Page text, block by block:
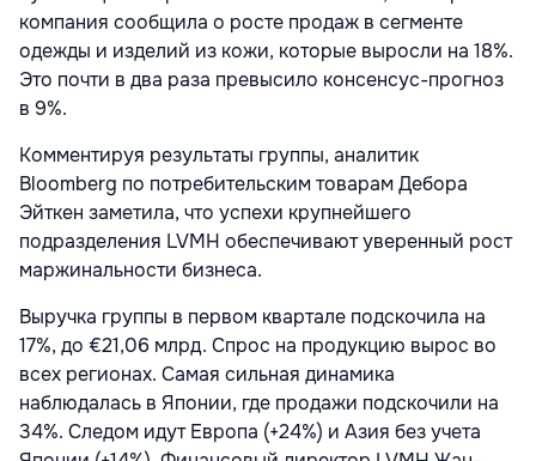
компания сообщила о росте продаж в сегменте
одежды и изделий из кожи, которые выросли на 18%.
Это почти в два раза превысило консенсус-прогноз
в 9%.
Комментируя результаты группы, аналитик
Bloomberg по потребительским товарам Дебора
Эйткен заметила, что успехи крупнейшего
подразделения LVMH обеспечивают уверенный рост
маржинальности бизнеса.
Выручка группы в первом квартале подскочила на
17%, до €21,06 млрд. Спрос на продукцию вырос во
всех регионах. Самая сильная динамика
наблюдалась в Японии, где продажи подскочили на
34%. Следом идут Европа (+24%) и Азия без учета